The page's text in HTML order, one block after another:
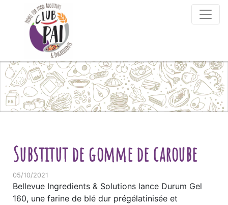
Skip to content
Substitut de gomme de caroube
05/10/2021
Bellevue Ingredients & Solutions lance Durum Gel
160, une farine de blé dur prégélatinisée et